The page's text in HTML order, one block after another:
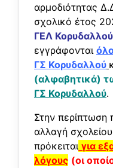
αρμοδιότητας
σχολικό έτος
ΓΕΛ
εγγράφονται
ΓΣ Κορυδαλλού
(αλφαβητικά)
ΓΣ Κορυδαλλού.
Στην περίπτωση
αλλαγή
πρόκειται για
λόγους (οι